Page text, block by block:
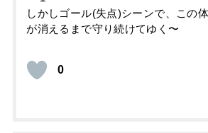
しかしゴール(失点)シーンで、この
が消えるまで守り続けてゆく〜
0